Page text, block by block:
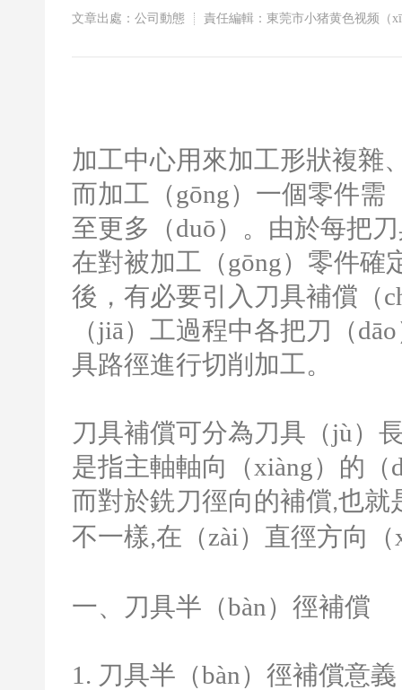
文章出處：公司動態 責任編輯：東莞市小猪黄色视频（
加工中心用來加工形狀複雜
而加工（gōng）一個零件需
至更多（duō）。由於每把
在對被加工（gōng）零件確
後，有必要引入刀具補償（
（jiā）工過程中各把刀（
具路徑進行切削加工。
刀具補償可分為刀具（jù）
是指主軸軸向（xiàng）的（
而對於銑刀徑向的補償,也就
不一樣,在（zài）直徑方向
一、刀具半（bàn）徑補償
1. 刀具半（bàn）徑補償意義